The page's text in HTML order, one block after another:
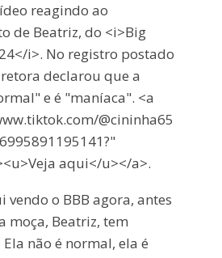
reagindo ao
de Beatriz, do <i>Big
i>. No registro postado
declarou que a
e é "maníaca". <a
@cininha65
aqui</u></a>.
vendo o BBB agora, antes
moça, Beatriz, tem
não é normal, ela é